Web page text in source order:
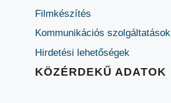
Filmkészítés
Kommunikációs szolgáltatások
Hirdetési lehetőségek
KÖZÉRDEKŰ ADATOK